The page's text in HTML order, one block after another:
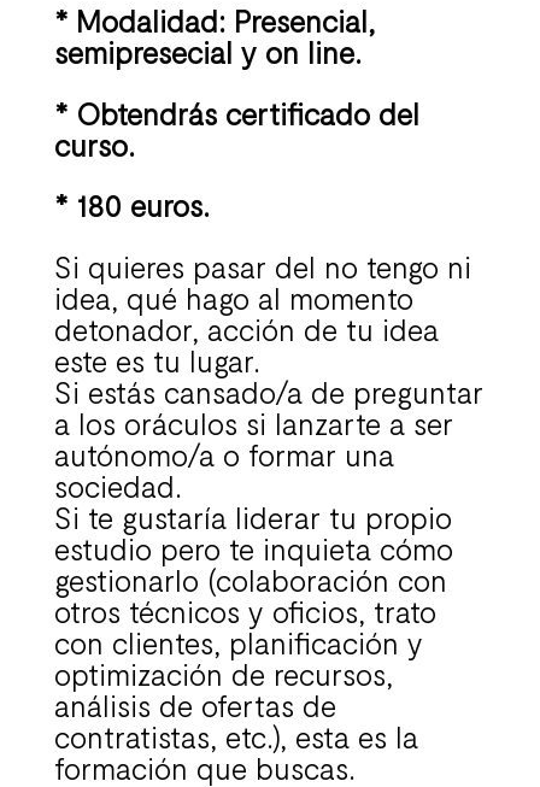
* Modalidad: Presencial,
semipresecial y on line.
* Obtendrás certificado del
curso.
* 180 euros.
Si quieres pasar del no tengo ni
idea, qué hago al momento
detonador, acción de tu idea
este es tu lugar.
Si estás cansado/a de preguntar
a los oráculos si lanzarte a ser
autónomo/a o formar una
sociedad.
Si te gustaría liderar tu propio
estudio pero te inquieta cómo
gestionarlo (colaboración con
otros técnicos y oficios, trato
con clientes, planificación y
optimización de recursos,
análisis de ofertas de
contratistas, etc.), esta es la
formación que buscas.